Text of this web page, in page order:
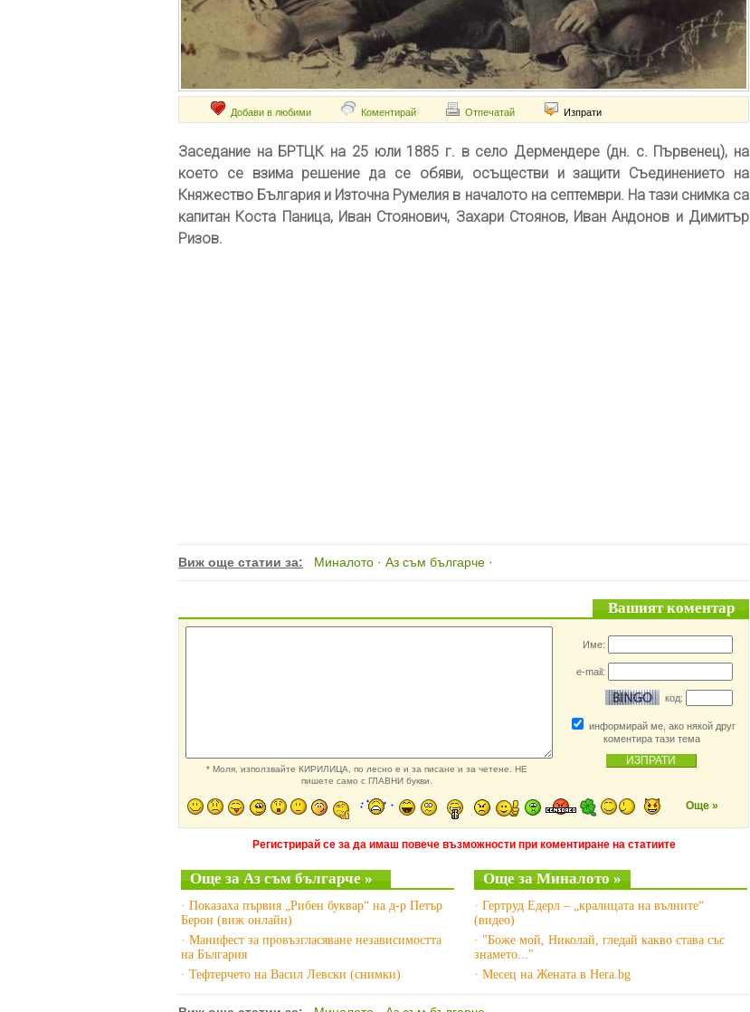
Добави в любими Коментирай Отпечатай Изпрати
Заседание на БРТЦК на 25 юли 1885 г. в село Дермендере (дн. с. Първенец), на
което се взима решение да се обяви, осъществи и защити Съединението на
Княжество България и Източна Румелия в началото на септември. На тази снимка са
капитан Коста Паница, Иван Стоянович, Захари Стоянов, Иван Андонов и Димитър
Ризов.
Виж още статии за: Миналото · Аз съм българче ·
Вашият коментар
* Моля, използвайте КИРИЛИЦА, по лесно е и за писане и за четене. НЕ
пишете само с ГЛАВНИ букви.
Име:
e-mail:
код:
информирай ме, ако някой друг
коментира тази тема
Още »
Регистрирай се за да имаш повече възможности при коментиране на статиите
Още за Аз съм българче »
· Показаха първия „Рибен буквар“ на д-р Петър
Берон (виж онлайн)
· Манифест за провъзгласяване независимостта
на България
· Тефтерчето на Васил Левски (снимки)
Още за Миналото »
· Гертруд Едерл – „кралицата на вълните“
(видео)
· "Боже мой, Николай, гледай какво става със
знамето..."
· Месец на Жената в Hera.bg